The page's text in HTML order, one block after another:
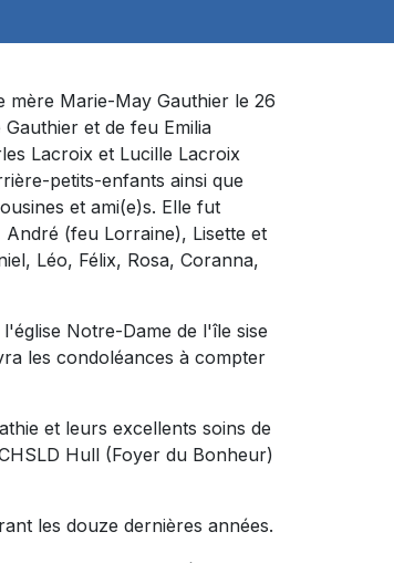
mère Marie-May Gauthier le 26
et de feu Emilia
Lacroix et Lucille Lacroix
petits-enfants ainsi que
et ami(e)s. Elle fut
André (feu Lorraine), Lisette et
Léo, Félix, Rosa, Coranna,
Notre-Dame de l'île sise
les condoléances à compter
et leurs excellents soins de
Hull (Foyer du Bonheur)
les douze dernières années.